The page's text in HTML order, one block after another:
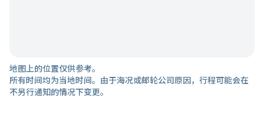
地图上的位置仅供参考。
所有时间均为当地时间。由于海况或邮轮公司原因，行程可能会在
不另行通知的情况下变更。